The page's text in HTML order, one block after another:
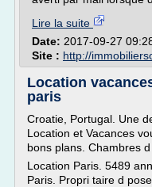
Lire la suite
Date: 2017-09-27
Site : http://
Location
paris
Croatie, Portugal. Une
Location et Vacances
bons plans. Chambres d
Location Paris. 5489
Paris. Propri taire d